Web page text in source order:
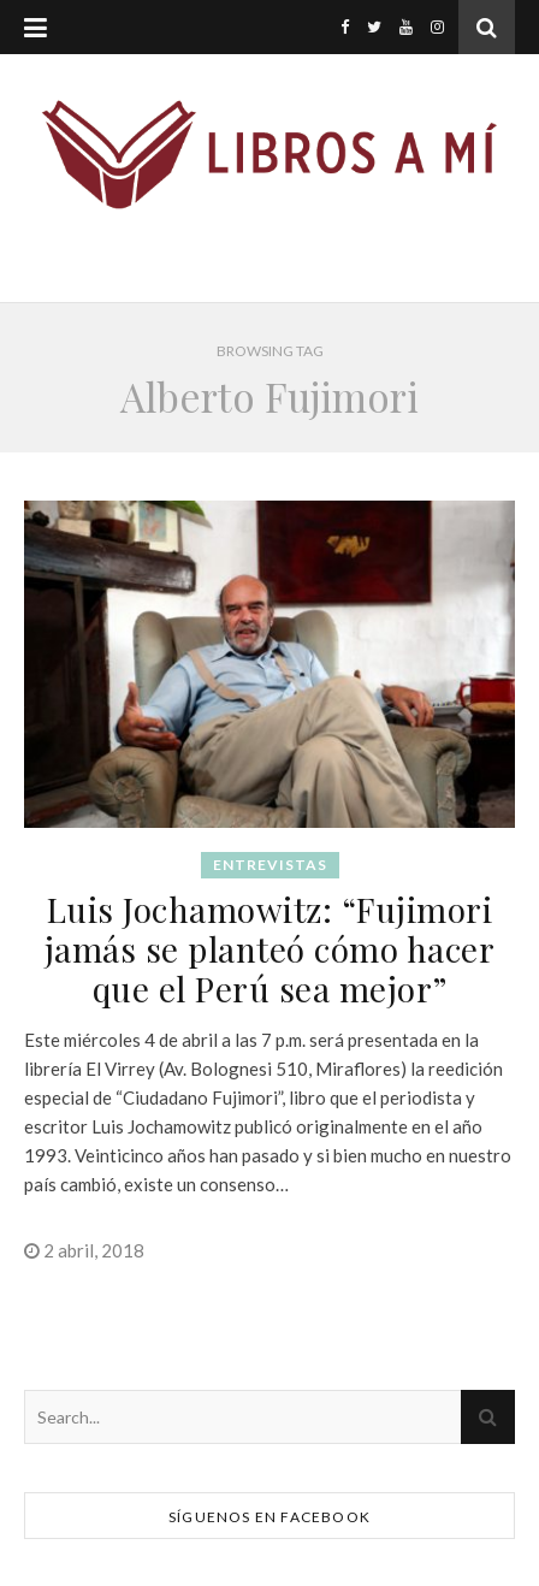
BROWSING TAG
Alberto Fujimori
ENTREVISTAS
Luis Jochamowitz: “Fujimori
jamás se planteó cómo hacer
que el Perú sea mejor”
Este miércoles 4 de abril a las 7 p.m. será presentada en la
librería El Virrey (Av. Bolognesi 510, Miraflores) la reedición
especial de “Ciudadano Fujimori”, libro que el periodista y
escritor Luis Jochamowitz publicó originalmente en el año
1993. Veinticinco años han pasado y si bien mucho en nuestro
país cambió, existe un consenso…
2 abril, 2018
SÍGUENOS EN FACEBOOK